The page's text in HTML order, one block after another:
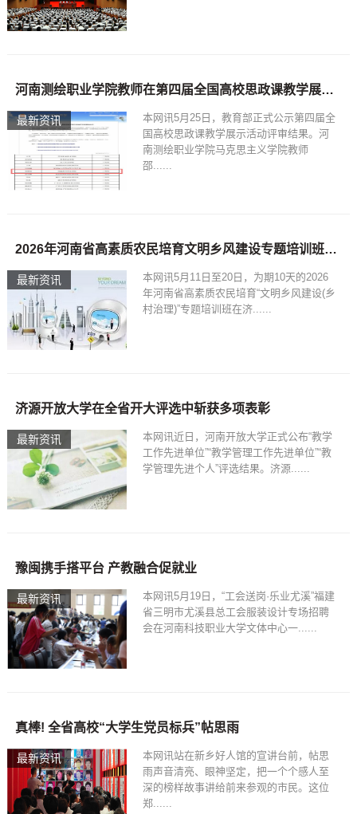
最新资讯
河南测绘职业学院教师在第四届全国高校思政课教学展示活动中获得佳绩
本网讯5月25日，教育部正式公示第四届全
国高校思政课教学展示活动评审结果。河
南测绘职业学院马克思主义学院教师
邵......
最新资讯
2026年河南省高素质农民培育文明乡风建设专题培训班在济源圆满结业
本网讯5月11日至20日，为期10天的2026
年河南省高素质农民培育“文明乡风建设(乡
村治理)”专题培训班在济......
最新资讯
济源开放大学在全省开大评选中斩获多项表彰
本网讯近日，河南开放大学正式公布“教学
工作先进单位”“教学管理工作先进单位”“教
学管理先进个人”评选结果。济源......
最新资讯
豫闽携手搭平台 产教融合促就业
本网讯5月19日，“工会送岗·乐业尤溪”福建
省三明市尤溪县总工会服装设计专场招聘
会在河南科技职业大学文体中心一......
最新资讯
真棒! 全省高校“大学生党员标兵”帖思雨
本网讯站在新乡好人馆的宣讲台前，帖思
雨声音清亮、眼神坚定，把一个个感人至
深的榜样故事讲给前来参观的市民。这位
郑......